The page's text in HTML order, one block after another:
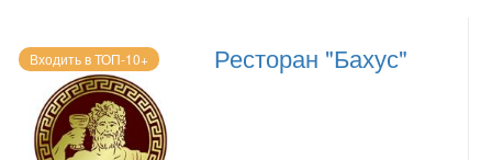
Входить в ТОП-10+ Ресторан "Бахус"